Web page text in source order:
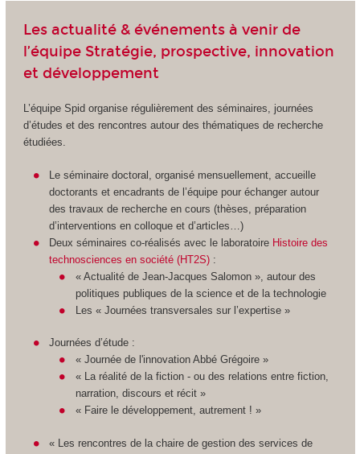
Les actualité & événements à venir de
l’équipe Stratégie, prospective, innovation
et développement
L’équipe Spid organise régulièrement des séminaires, journées
d’études et des rencontres autour des thématiques de recherche
étudiées.
Le séminaire doctoral, organisé mensuellement, accueille
doctorants et encadrants de l’équipe pour échanger autour
des travaux de recherche en cours (thèses, préparation
d’interventions en colloque et d’articles…)
Deux séminaires co-réalisés avec le laboratoire Histoire des
technosciences en société (HT2S) :
« Actualité de Jean-Jacques Salomon », autour des
politiques publiques de la science et de la technologie
Les « Journées transversales sur l’expertise »
Journées d’étude :
« Journée de l'innovation Abbé Grégoire »
« La réalité de la fiction - ou des relations entre fiction,
narration, discours et récit »
« Faire le développement, autrement ! »
« Les rencontres de la chaire de gestion des services de